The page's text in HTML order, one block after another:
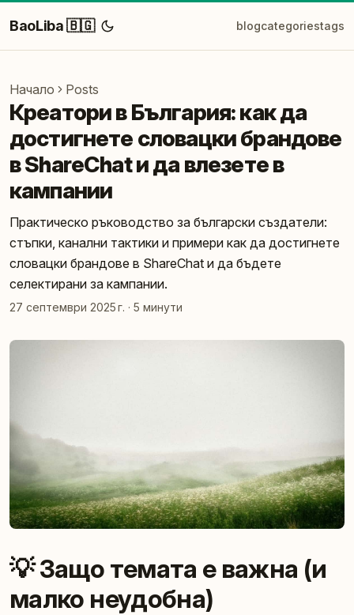
BaoLiba 🇧🇬 blogcategoriestags
Начало Posts
Креатори в България: как да
достигнете словацки брандове
в ShareChat и да влезете в
кампании
Практическо ръководство за български създатели:
стъпки, канални тактики и примери как да достигнете
словацки брандове в ShareChat и да бъдете
селектирани за кампании.
27 септември 2025 г. · 5 минути
💡 Защо темата е важна (и
малко неудобна)